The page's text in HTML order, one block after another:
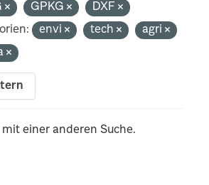
GPKG
DXF
envi tech
agri
mit einer anderen Suche.